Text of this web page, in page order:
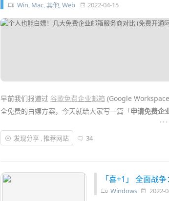
Win, Mac,其他,Web 2022-04-15
早前我们报道过 谷歌免费企业邮箱 (Google
全免费的白嫖方案，今天就给大家写一篇「申请免费企
其实，企业邮箱(域名邮箱) 并不是 用户专用的，
域名，比如异次元的 xxx@iplaysoft.com
，
服务商 (我就是从谷歌迁出了)，能让帐号保持长存，更
. . .
发现分享,推荐网站 34
「喜+1」 全面战
Windows 2022-